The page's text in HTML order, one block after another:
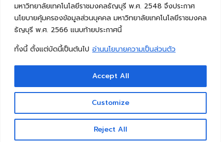
มหาวิทยาลัยเทคโนโลยีราชมงคลธัญบุรี พ.ศ. 2548 จึงประกาศ
นโยบายคุ้มครองข้อมูลส่วนบุคคล มหาวิทยาลัยเทคโนโลยีราชมงคล
ธัญบุรี พ.ศ. 2566 แนบท้ายประกาศนี้
ทั้งนี้ ตั้งแต่บัดนี้เป็นต้นไป อ่านนโยบายความเป็นส่วนตัว
Customize
Reject All
Accept All
Copyright © 2026 คณะวิศวกรรมศาสตร์ มหาวิทยาลัย
เทคโนโลยีราชมงคลธัญบุรี